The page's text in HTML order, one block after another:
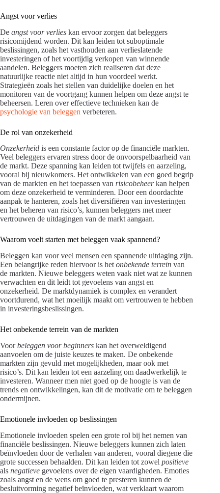
Angst voor verlies
De angst voor verlies kan ervoor zorgen dat beleggers
risicomijdend worden. Dit kan leiden tot suboptimale
beslissingen, zoals het vasthouden aan verlieslatende
investeringen of het voortijdig verkopen van winnende
aandelen. Beleggers moeten zich realiseren dat deze
natuurlijke reactie niet altijd in hun voordeel werkt.
Strategieën zoals het stellen van duidelijke doelen en het
monitoren van de voortgang kunnen helpen om deze angst te
beheersen. Leren over effectieve technieken kan de
psychologie van beleggen verbeteren.
De rol van onzekerheid
Onzekerheid is een constante factor op de financiële markten.
Veel beleggers ervaren stress door de onvoorspelbaarheid van
de markt. Deze spanning kan leiden tot twijfels en aarzeling,
vooral bij nieuwkomers. Het ontwikkelen van een goed begrip
van de markten en het toepassen van risicobeheerkan helpen
om deze onzekerheid te verminderen. Door een doordachte
aanpak te hanteren, zoals het diversifiëren van investeringen
en het beheren van risico’s, kunnen beleggers met meer
vertrouwen de uitdagingen van de markt aangaan.
Waarom voelt starten met beleggen vaak spannend?
Beleggen kan voor veel mensen een spannende uitdaging zijn.
Een belangrijke reden hiervoor is het onbekende terrein van
de markten. Nieuwe beleggers weten vaak niet wat ze kunnen
verwachten en dit leidt tot gevoelens van angst en
onzekerheid. De marktdynamiek is complex en verandert
voortdurend, wat het moeilijk maakt om vertrouwen te hebben
in investeringsbeslissingen.
Het onbekende terrein van de markten
Voorbeleggen voor beginners kan het overweldigend
aanvoelen om de juiste keuzes te maken. De onbekende
markten zijn gevuld met mogelijkheden, maar ook met
risico’s. Dit kan leiden tot een aarzeling om daadwerkelijk te
investeren. Wanneer men niet goed op de hoogte is van de
trends en ontwikkelingen, kan dit de motivatie om te beleggen
ondermijnen.
Emotionele invloeden op beslissingen
Emotionele invloeden spelen een grote rol bij het nemen van
financiële beslissingen. Nieuwe beleggers kunnen zich laten
beïnvloeden door de verhalen van anderen, vooral diegene die
grote successen behaalden. Dit kan leiden tot zowel positieve
als negatieve gevoelens over de eigen vaardigheden. Emoties
zoals angst en de wens om goed te presteren kunnen de
besluitvorming negatief beïnvloeden, wat verklaart waarom